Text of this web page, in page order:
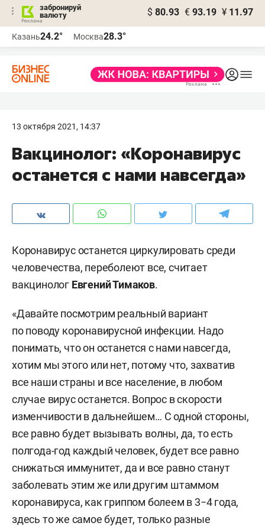
забронируй
валюту
$ 80.93 € 93.19 ¥ 11.97
Казань24.2° Москва28.3°
13 октября 2021, 14:37
Вакцинолог: «Коронавирус
останется с нами навсегда»
Коронавирус останется циркулировать среди
человечества, переболеют все, считает
вакцинолог Евгений Тимаков.
«Давайте посмотрим реальный вариант
по поводу коронавирусной инфекции. Надо
понимать, что он останется с нами навсегда,
хотим мы этого или нет, потому что, захватив
все наши страны и все население, в любом
случае вирус останется. Вопрос в скорости
изменчивости в дальнейшем… С одной стороны,
все равно будет вызывать волны, да, то есть
полгода-год каждый человек, будет все равно
снижаться иммунитет, да и все равно станут
заболевать этим же или другим штаммом
коронавируса, как гриппом болеем в 3−4 года,
здесь то же самое будет, только разные